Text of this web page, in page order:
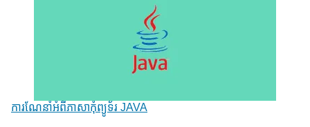
ការណែនាំអំពីភាសាកុំព្យូទ័រ JAVA